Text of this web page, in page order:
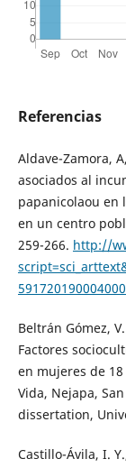
Referencias
Aldave-Zamora,
asociados al
papanicolaou en
en un centro
259-266. http://
Beltrán Gómez,
Factores
en mujeres de
Vida, Nejapa,
dissertation,
Castillo-Ávila, I.